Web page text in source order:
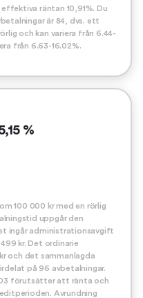
räntan 10,91%. Du
är 84, dvs. ett
och kan variera från 6.44-
från 6.63-16.02%.
%
100 000 kr med en rörlig
uppgår den
ingår administrationsavgift
kr. Det ordinarie
och det sammanlagda
på 96 avbetalningar.
förutsätter att ränta och
Avrundning